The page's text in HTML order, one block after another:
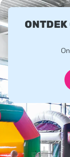
ONTDEK